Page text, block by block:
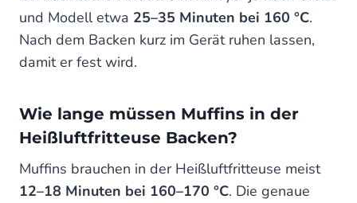
und Modell etwa 25–35 Minuten bei 160 °C.
Nach dem Backen kurz im Gerät ruhen lassen,
damit er fest wird.
Wie lange müssen Muffins in der
Heißluftfritteuse Backen?
Muffins brauchen in der Heißluftfritteuse meist
12–18 Minuten bei 160–170 °C. Die genaue